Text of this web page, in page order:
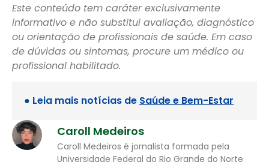
Este conteúdo tem caráter exclusivamente
informativo e não substitui avaliação, diagnóstico
ou orientação de profissionais de saúde. Em caso
de dúvidas ou sintomas, procure um médico ou
profissional habilitado.
● Leia mais notícias de Saúde e Bem-Estar
Caroll Medeiros
Caroll Medeiros é jornalista formada pela
Universidade Federal do Rio Grande do Norte